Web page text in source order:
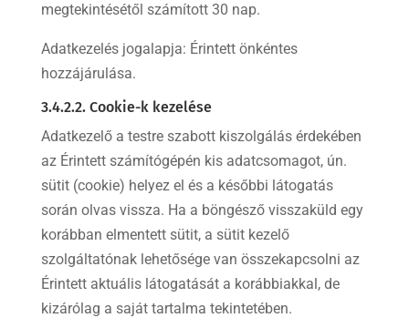
megtekintésétől számított 30 nap.
Adatkezelés jogalapja: Érintett önkéntes
hozzájárulása.
3.4.2.2. Cookie-k kezelése
Adatkezelő a testre szabott kiszolgálás érdekében
az Érintett számítógépén kis adatcsomagot, ún.
sütit (cookie) helyez el és a későbbi látogatás
során olvas vissza. Ha a böngésző visszaküld egy
korábban elmentett sütit, a sütit kezelő
szolgáltatónak lehetősége van összekapcsolni az
Érintett aktuális látogatását a korábbiakkal, de
kizárólag a saját tartalma tekintetében.